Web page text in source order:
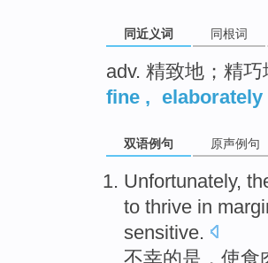
同近义词 同根词
adv. 精致地；精
fine , elaborately
双语例句 原声例句
Unfortunately,
to thrive in
sensitive.
不幸的是， 使食